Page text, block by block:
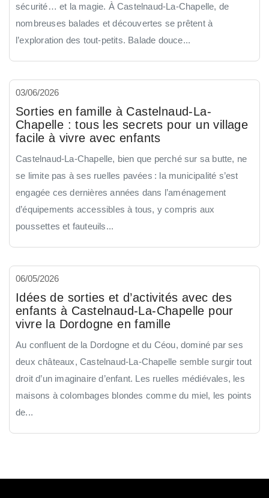
sécurité… et la magie. À Castelnaud-La-Chapelle, de
nombreuses balades et découvertes se prêtent à
l’exploration des tout-petits. Balade douce...
03/06/2026
Sorties en famille à Castelnaud-La-
Chapelle : tous les secrets pour un village
facile à vivre avec enfants
Castelnaud-La-Chapelle, bien que perché sur sa butte, ne
se limite pas à ses ruelles pavées : la municipalité s’est
engagée ces dernières années dans l’aménagement
d’équipements accessibles à tous, y compris aux
poussettes et fauteuils...
06/05/2026
Idées de sorties et d’activités avec des
enfants à Castelnaud-La-Chapelle pour
vivre la Dordogne en famille
Au confluent de la Dordogne et du Céou, dominé par ses
deux châteaux, Castelnaud-La-Chapelle semble surgir tout
droit d’un imaginaire d’enfant. Les ruelles médiévales, les
maisons à colombages blondes comme du miel, les points
de...